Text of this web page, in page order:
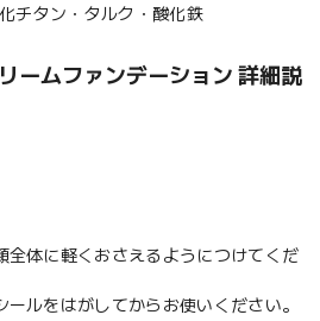
チタン・タルク・酸化鉄
ームファンデーション 詳細説
全体に軽くおさえるようにつけてくだ
ルをはがしてからお使いください。